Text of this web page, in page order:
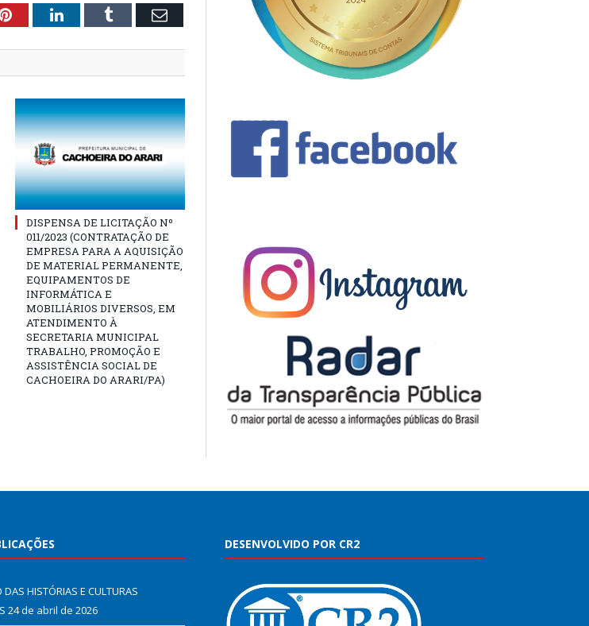
PinterestLinkedInTumblr Email
DISPENSA DE LICITAÇÃO Nº
011/2023 (CONTRATAÇÃO DE
EMPRESA PARA A AQUISIÇÃO
DE MATERIAL PERMANENTE,
EQUIPAMENTOS DE
INFORMÁTICA E
MOBILIÁRIOS DIVERSOS, EM
ATENDIMENTO À
SECRETARIA MUNICIPAL
TRABALHO, PROMOÇÃO E
ASSISTÊNCIA SOCIAL DE
CACHOEIRA DO ARARI/PA)
HISTÓRIAS E CULTURAS
24 de abril de 2026
DESENVOLVIDO POR CR2